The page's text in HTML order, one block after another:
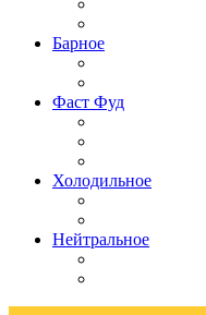
Барное
Фаст Фуд
Холодильное
Нейтральное